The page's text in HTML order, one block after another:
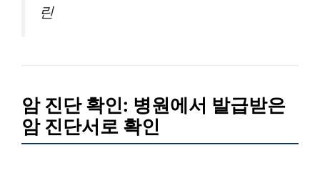
린
암 진단 확인: 병원에서 발급받은
암 진단서로 확인